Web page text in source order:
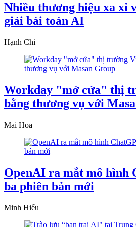
Nhiều thương hiệu xa xỉ
giải bài toán AI
Hạnh Chi
Workday "mở cửa" thị
bằng thương vụ với
Mai Hoa
OpenAI ra mắt mô hình
ba phiên bản mới
Minh Hiếu